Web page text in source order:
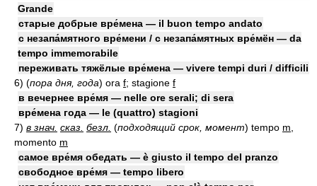
Grande
старые добрые вре́мена — il buon tempo andato
с незапа́мятного вре́мени / с незапа́мятных вре́мён — da
tempo immemorabile
переживать тяжёлые вре́мена — vivere tempi duri / difficili
6) (пора дня, года) ora f; stagione f
в вечернее вре́мя — nelle ore serali; di sera
вре́мена года — le (quattro) stagioni
7) в знач. сказ. безл. (подходящий срок, момент) tempo m
momento m
самое вре́мя обедать — è giusto il tempo del pranzo
свободное вре́мя — tempo libero